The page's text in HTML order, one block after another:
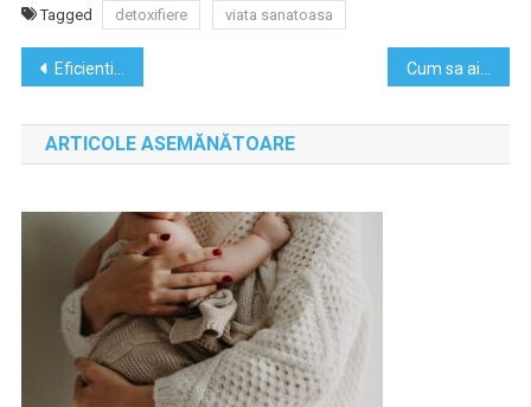
Tagged detoxifiere viata sanatoasa
Navigare
în
articole
Eficientizarea muncii in echipa
ARTICOLE ASEMĂNĂTOARE